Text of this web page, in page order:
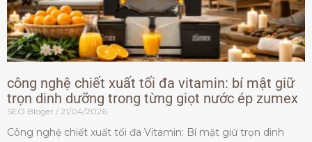
công nghệ chiết xuất tối đa vitamin: bí mật giữ
trọn dinh dưỡng trong từng giọt nước ép zumex
SEO Bloger 21/04/2026
Công nghệ chiết xuất tối đa Vitamin: Bí mật giữ trọn dinh